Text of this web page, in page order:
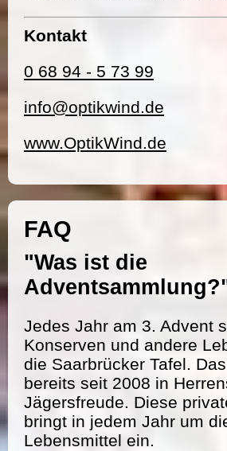
Kontakt
0 68 94 - 5 73 99
info@optikwind.de
www.OptikWind.de
FAQ
"Was ist die
Jedes Jahr am 3. Advent
Konserven und andere
die Saarbrücker Tafel.
bereits seit 2008 in
Jägersfreude. Diese
bringt in jedem Jahr um
Lebensmittel ein.